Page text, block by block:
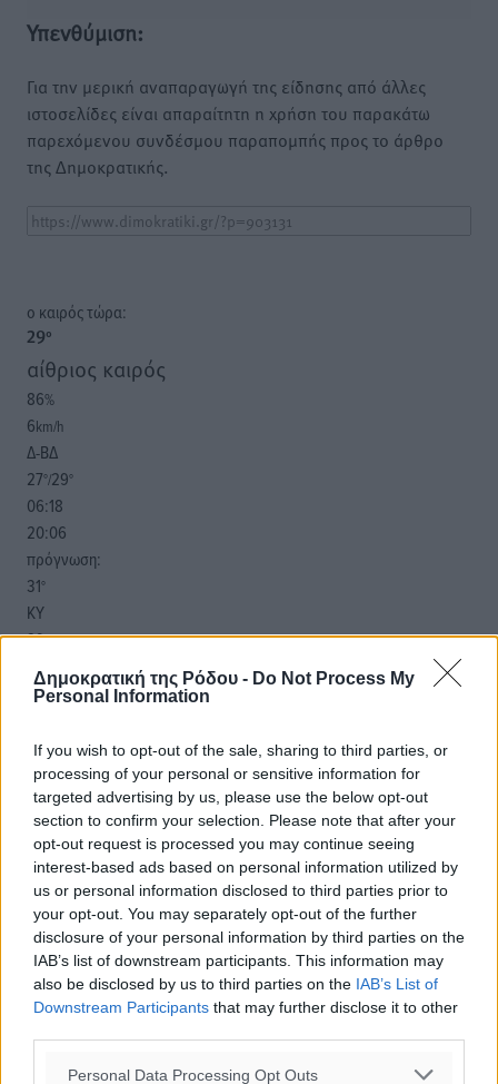
Δημοκρατική της Ρόδου - Do Not Process My
Personal Information
If you wish to opt-out of the sale, sharing to third parties, or
processing of your personal or sensitive information for
targeted advertising by us, please use the below opt-out
section to confirm your selection. Please note that after your
opt-out request is processed you may continue seeing
interest-based ads based on personal information utilized by
us or personal information disclosed to third parties prior to
your opt-out. You may separately opt-out of the further
disclosure of your personal information by third parties on the
IAB’s list of downstream participants. This information may
also be disclosed by us to third parties on the IAB’s List of
Downstream Participants that may further disclose it to other
Personal Data Processing Opt Outs
Υπενθύμιση:
Για την μερική αναπαραγωγή της είδησης από άλλες
ιστοσελίδες είναι απαραίτητη η χρήση του παρακάτω
παρεχόμενου συνδέσμου παραπομπής προς το άρθρο
της Δημοκρατικής.
o καιρός τώρα:
29°
αίθριος καιρός
86%
6km/h
Δ-ΒΔ
27°/29°
06:18
20:06
πρόγνωση:
31°
ΚΥ
29°
ΔΕ
30°
29 °
ΤΕ